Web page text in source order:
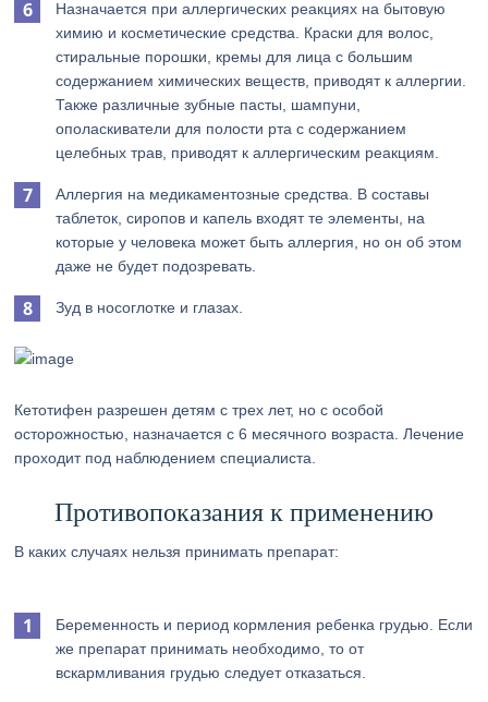
Назначается при аллергических реакциях на бытовую
химию и косметические средства. Краски для волос,
стиральные порошки, кремы для лица с большим
содержанием химических веществ, приводят к аллергии.
Также различные зубные пасты, шампуни,
ополаскиватели для полости рта с содержанием
целебных трав, приводят к аллергическим реакциям.
Аллергия на медикаментозные средства. В составы
таблеток, сиропов и капель входят те элементы, на
которые у человека может быть аллергия, но он об этом
даже не будет подозревать.
Зуд в носоглотке и глазах.
Кетотифен разрешен детям с трех лет, но с особой
осторожностью, назначается с 6 месячного возраста. Лечение
проходит под наблюдением специалиста.
Противопоказания к применению
В каких случаях нельзя принимать препарат:
Беременность и период кормления ребенка грудью. Если
же препарат принимать необходимо, то от
вскармливания грудью следует отказаться.